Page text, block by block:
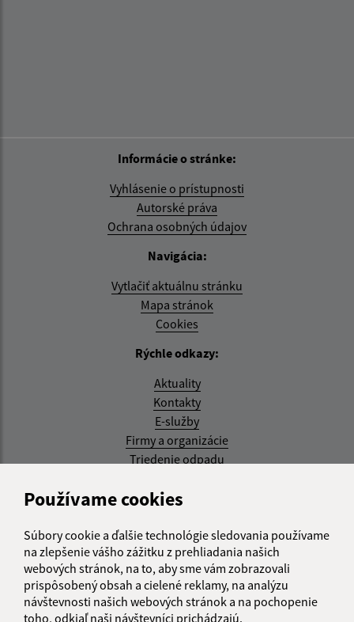
Používame cookies
Súbory cookie a ďalšie technológie sledovania používame
na zlepšenie vášho zážitku z prehliadania našich
webových stránok, na to, aby sme vám zobrazovali
prispôsobený obsah a cielené reklamy, na analýzu
návštevnosti našich webových stránok a na pochopenie
toho, odkiaľ naši návštevníci prichádzajú.
Informácie o stránke:
Vyhlásenie o prístupnosti
Autorské práva
Ochrana osobných údajov
Navigácia:
Vytlačiť aktuálnu stránku
Mapa stránok
Cookies
Rýchle odkazy:
Aktuality
Kontakty
E-služby
Firmy a organizácie
Triedenie odpadu
Aktualizované:
RSS
Správca obsahu:
Správca obsahu je Obec Kysak.